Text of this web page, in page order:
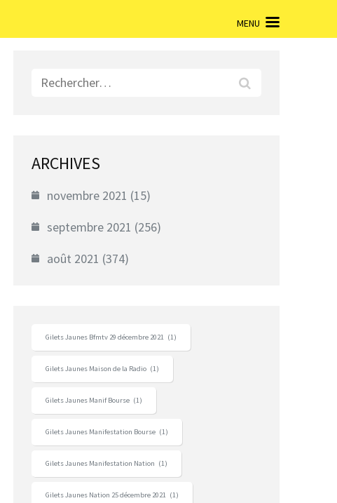
MENU
Rechercher :
ARCHIVES
novembre 2021 (15)
septembre 2021 (256)
août 2021 (374)
Gilets Jaunes Bfmtv 29 décembre 2021 (1)
Gilets Jaunes Maison de la Radio (1)
Gilets Jaunes Manif Bourse (1)
Gilets Jaunes Manifestation Bourse (1)
Gilets Jaunes Manifestation Nation (1)
Gilets Jaunes Nation 25 décembre 2021 (1)